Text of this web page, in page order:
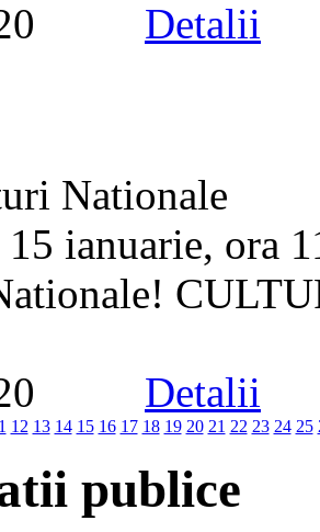
Detalii
Nationale
ianuarie, ora
Detalii
12 13 14 15 16 17 18 19 20 21 22 23 24 25
publice